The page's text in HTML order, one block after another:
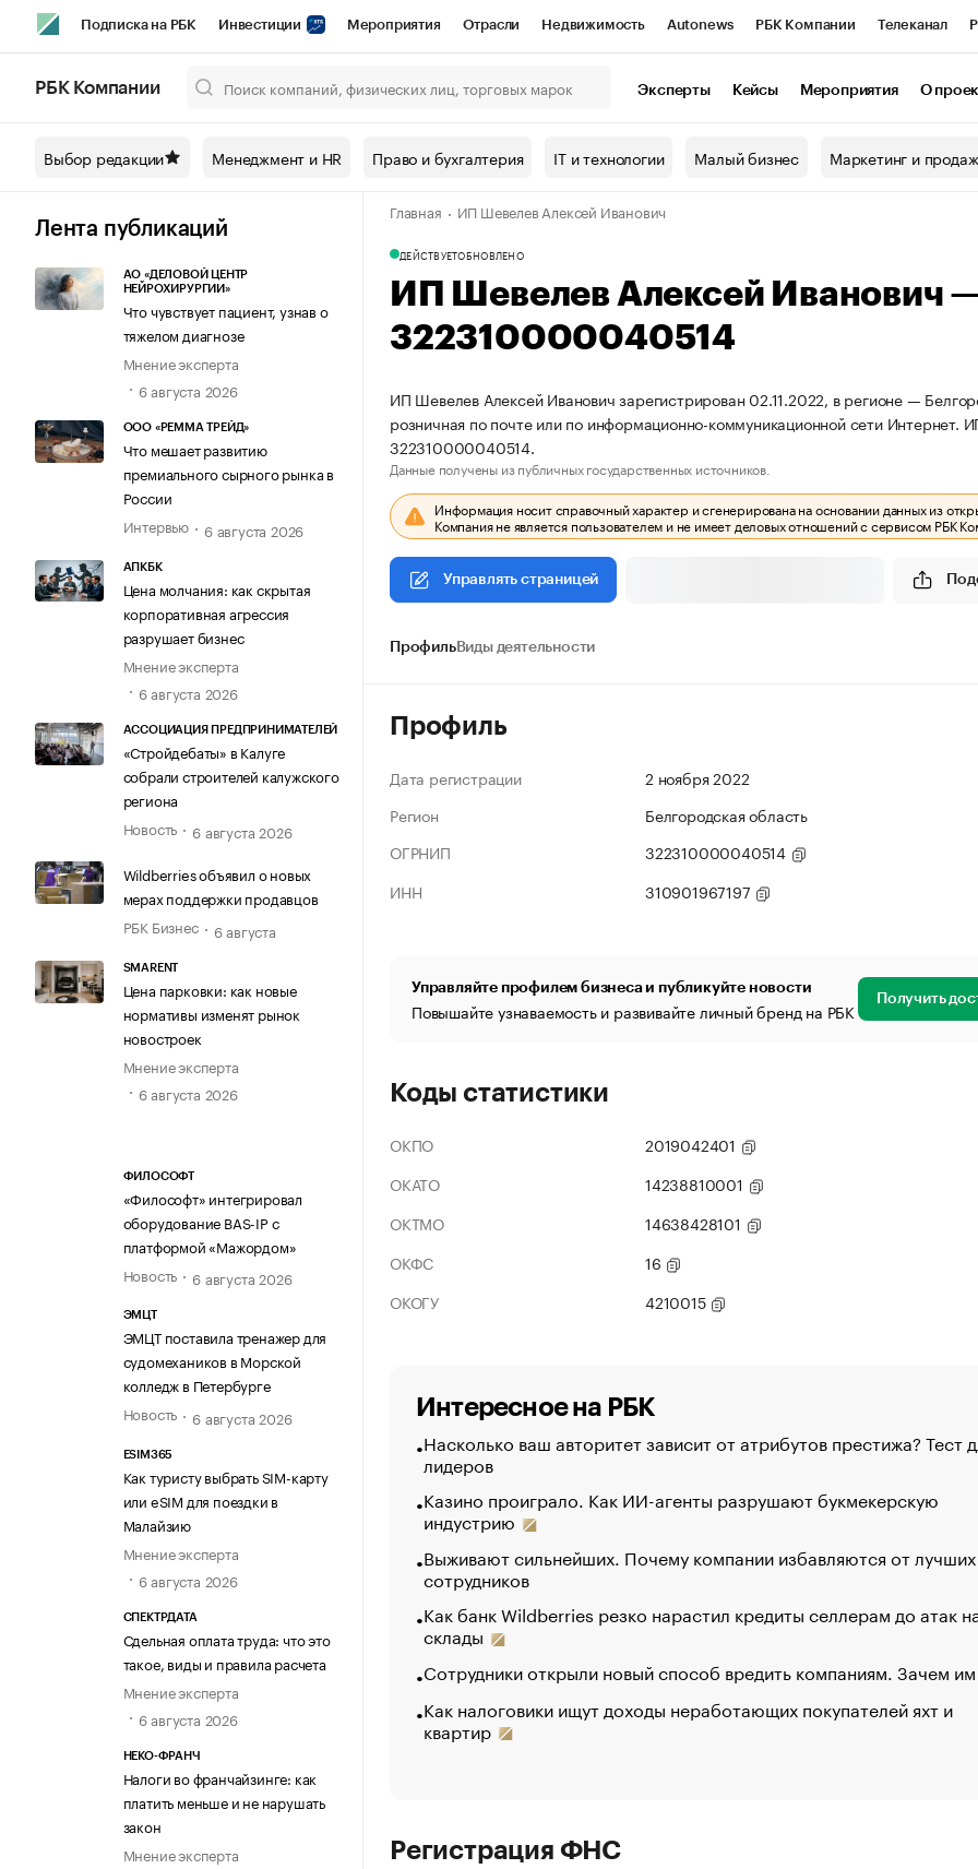
Подписка на РБК Инвестиции Мероприятия Отрасли Недвижимость Autonews РБК Компании Телеканал
Спецпроекты СПб Конференции СПб Спецпроекты Проверка контрагентов
Технологии и медиа Рынок наличной валюты
РБК Компании Эксперты Кейсы Мероприятия О
Выбор редакции Менеджмент и HR Право и бухгалтерия IT и технологии Малый бизнес Маркетинг и
Лента публикаций
АО «ДЕЛОВОЙ ЦЕНТР
НЕЙРОХИРУРГИИ»
Что чувствует пациент, узнав о
тяжелом диагнозе
Мнение эксперта
6 августа 2026
ООО «РЕММА ТРЕЙД»
Что мешает развитию
премиального сырного рынка в
России
Интервью
6 августа 2026
АПКБК
Цена молчания: как скрытая
корпоративная агрессия
разрушает бизнес
Мнение эксперта
6 августа 2026
АССОЦИАЦИЯ ПРЕДПРИНИМАТЕЛЕЙ
«Стройдебаты» в Калуге
собрали строителей калужского
региона
Новость
6 августа 2026
Wildberries объявил о новых
мерах поддержки продавцов
РБК Бизнес
6 августа
SMARENT
Цена парковки: как новые
нормативы изменят рынок
новостроек
Мнение эксперта
6 августа 2026
ФИЛОСОФТ
«Философт» интегрировал
оборудование BAS-IP с
платформой «Мажордом»
Новость
6 августа 2026
ЭМЦТ
ЭМЦТ поставила тренажер для
судомехаников в Морской
колледж в Петербурге
Новость
6 августа 2026
ESIM365
Как туристу выбрать SIM-карту
или eSIM для поездки в
Малайзию
Мнение эксперта
6 августа 2026
СПЕКТРДАТА
Сдельная оплата труда: что это
такое, виды и правила расчета
Мнение эксперта
6 августа 2026
НЕКО-ФРАНЧ
Налоги во франчайзинге: как
платить меньше и не нарушать
закон
Мнение эксперта
Главная ИП Шевелев Алексей Иванович
ДЕЙСТВУЕТОБНОВЛЕНО
ИП Шевелев Алексей Иванович
322310000040514
ИП Шевелев Алексей Иванович зарегистрирован 02.11.2022, в регионе —
розничная по почте или по информационно-коммуникационной сети
322310000040514.
Данные получены из публичных государственных источников.
Информация носит справочный характер и сгенерирована на основании данных из
Компания не является пользователем и не имеет деловых отношений с сервисом РБК
Управлять страницей
ПрофильВиды деятельности
Профиль
Дата регистрации
2 ноября 2022
Регион
Белгородская область
ОГРНИП
322310000040514
ИНН
310901967197
Управляйте профилем бизнеса и публикуйте новости
Повышайте узнаваемость и развивайте личный бренд на РБК Получить
Коды статистики
ОКПО
2019042401
ОКАТО
14238810001
ОКТМО
14638428101
ОКФС
16
ОКОГУ
4210015
Интересное на РБК
Насколько ваш авторитет зависит от атрибутов престижа? Тест
лидеров
Казино проиграло. Как ИИ-агенты разрушают букмекерскую
индустрию
Выживают сильнейших. Почему компании избавляются от лучших
сотрудников
Как банк Wildberries резко нарастил кредиты селлерам до атак
склады
Сотрудники открыли новый способ вредить компаниям. Зачем
Как налоговики ищут доходы неработающих покупателей яхт и
квартир
Регистрация ФНС